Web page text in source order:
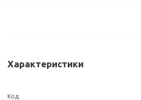
Характеристики
Код